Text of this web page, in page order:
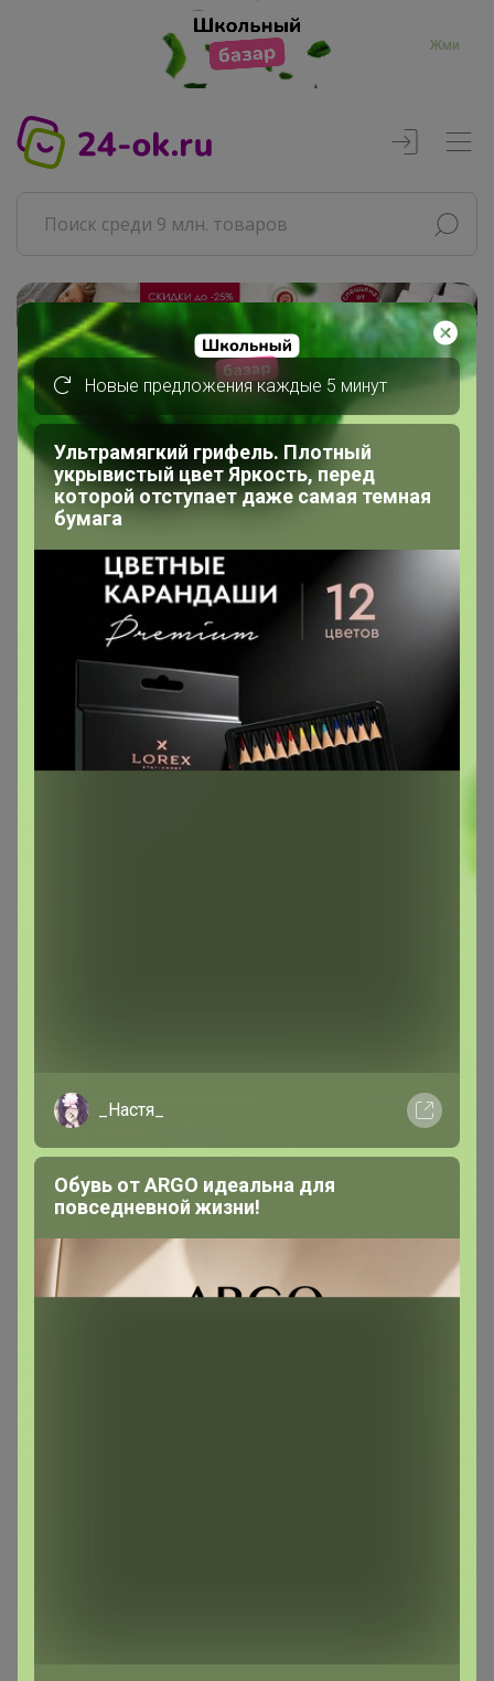
Жми
Реклама
Главная
оляска
Сообщения пользователя
Сообщения пользователя —оляска
2 3 4 5 6
Показаны записи из 104.
оляска
Великий магистр
В теме "цр Абакан "
1 июня, 2018 13:04
Добрый день! С первым летним днем Вас!
Новые предложения каждые 5 минут
Ультрамягкий грифель. Плотный
укрывистый цвет Яркость, перед
которой отступает даже самая темная
бумага
_Настя_
Обувь от ARGO идеальна для
повседневной жизни!